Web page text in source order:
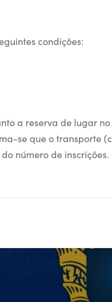
condições:
a reserva de lugar no
se que o transporte
número de inscrições.